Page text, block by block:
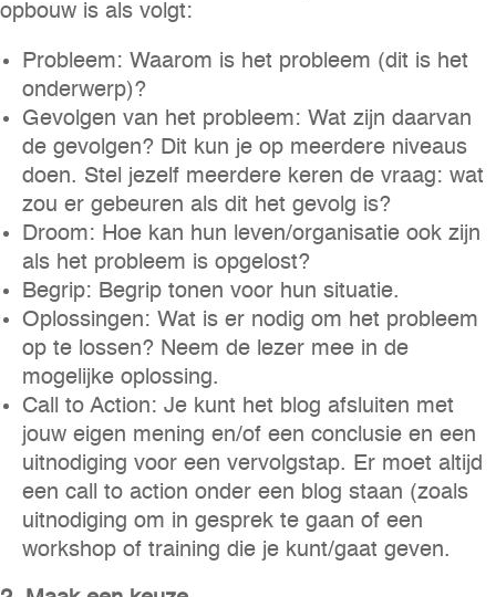
opbouw is als volgt:
Probleem: Waarom is het probleem (dit is het
onderwerp)?
Gevolgen van het probleem: Wat zijn daarvan
de gevolgen? Dit kun je op meerdere niveaus
doen. Stel jezelf meerdere keren de vraag: wat
zou er gebeuren als dit het gevolg is?
Droom: Hoe kan hun leven/organisatie ook zijn
als het probleem is opgelost?
Begrip: Begrip tonen voor hun situatie.
Oplossingen: Wat is er nodig om het probleem
op te lossen? Neem de lezer mee in de
mogelijke oplossing.
Call to Action: Je kunt het blog afsluiten met
jouw eigen mening en/of een conclusie en een
uitnodiging voor een vervolgstap. Er moet altijd
een call to action onder een blog staan (zoals
uitnodiging om in gesprek te gaan of een
workshop of training die je kunt/gaat geven.